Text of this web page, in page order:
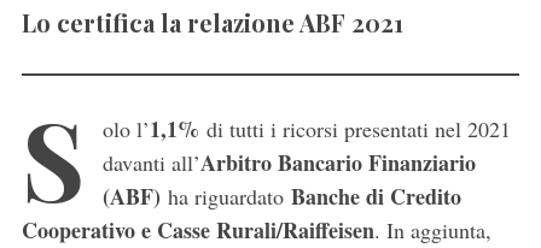
Lo certifica la relazione ABF 2021
S olo l’1,1% di tutti i ricorsi presentati nel 2021
davanti all’Arbitro Bancario Finanziario
(ABF) ha riguardato Banche di Credito
Cooperativo e Casse Rurali/Raiffeisen. In aggiunta,